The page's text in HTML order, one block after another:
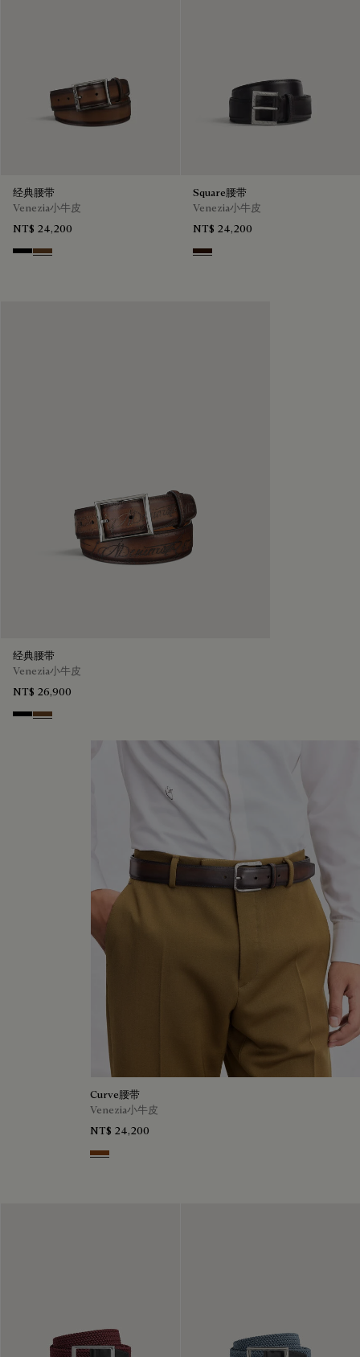
经典腰带
Venezia小牛皮
NT$ 24,200
NeroTobacco Bis
Square腰带
Venezia小牛皮
NT$ 24,200
Fondant
经典腰带
Venezia小牛皮
NT$ 26,900
NeroTobacco Bis
Curve腰带
Venezia小牛皮
NT$ 24,200
Charcoal Brown